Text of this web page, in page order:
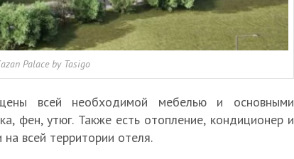
Palace by Tasigo
всей необходимой мебелью и основными
фен, утюг. Также есть отопление, кондиционер и
всей территории отеля.